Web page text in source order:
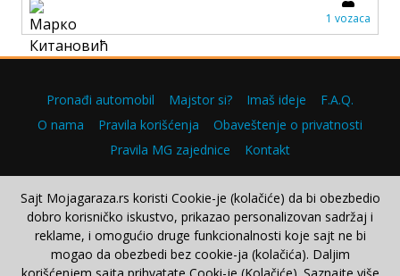
1 vozaca
Pronađi automobil Majstor si? Imaš ideje
F.A.Q.
O nama
Pravila korišćenja
Obaveštenje o privatnosti
Pravila MG zajednice
Kontakt
Copyright © 2000–2026.
Sajt Mojagaraza.rs koristi Cookie-je (kolačiće) da bi obezbedio
dobro korisničko iskustvo, prikazao personalizovan sadržaj i
reklame, i omogućio druge funkcionalnosti koje sajt ne bi
mogao da obezbedi bez cookie-ja (kolačića). Daljim